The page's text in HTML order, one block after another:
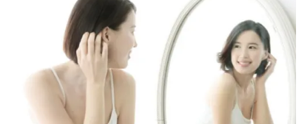
Shorts video
VTV Money VTV Thể thao
VTV Sức khoẻ Bất động sản